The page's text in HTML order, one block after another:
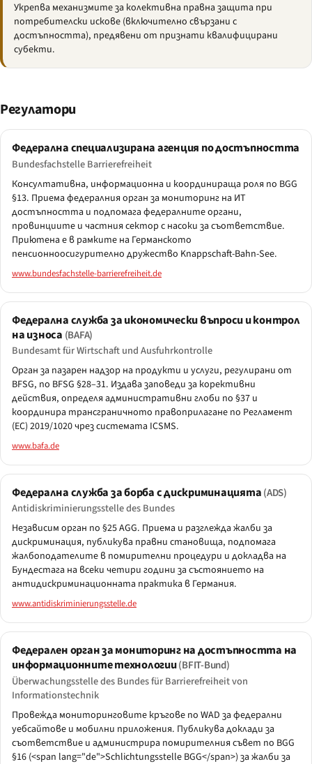
Укрепва механизмите за колективна правна защита при
потребителски искове (включително свързани с
достъпността), предявени от признати квалифицирани
субекти.
Регулатори
Федерална специализирана агенция по достъпността
Bundesfachstelle Barrierefreiheit
Консултативна, информационна и координираща роля по BGG
§13. Приема федералния орган за мониторинг на ИТ
достъпността и подпомага федералните органи,
провинциите и частния сектор с насоки за съответствие.
Приютена е в рамките на Германското
пенсионноосигурително дружество Knappschaft-Bahn-See.
www.bundesfachstelle-barrierefreiheit.de
Федерална служба за икономически въпроси и контрол
на износа (BAFA)
Bundesamt für Wirtschaft und Ausfuhrkontrolle
Орган за пазарен надзор на продукти и услуги, регулирани от
BFSG, по BFSG §28–31. Издава заповеди за корективни
действия, определя административни глоби по §37 и
координира трансграничното правоприлагане по Регламент
(ЕС) 2019/1020 чрез системата ICSMS.
www.bafa.de
Федерална служба за борба с дискриминацията(ADS)
Antidiskriminierungsstelle des Bundes
Независим орган по §25 AGG. Приема и разглежда жалби за
дискриминация, публикува правни становища, подпомага
жалбоподателите в помирителни процедури и докладва на
Бундестага на всеки четири години за състоянието на
антидискриминационната практика в Германия.
www.antidiskriminierungsstelle.de
Федерален орган за мониторинг на достъпността на
информационните технологии(BFIT-Bund)
Überwachungsstelle des Bundes für Barrierefreiheit von
Informationstechnik
Провежда мониторинговите кръгове по WAD за федерални
уебсайтове и мобилни приложения. Публикува доклади за
съответствие и администрира помирителния съвет по BGG
§16 (<span lang="de">Schlichtungsstelle BGG</span>) за жалби за